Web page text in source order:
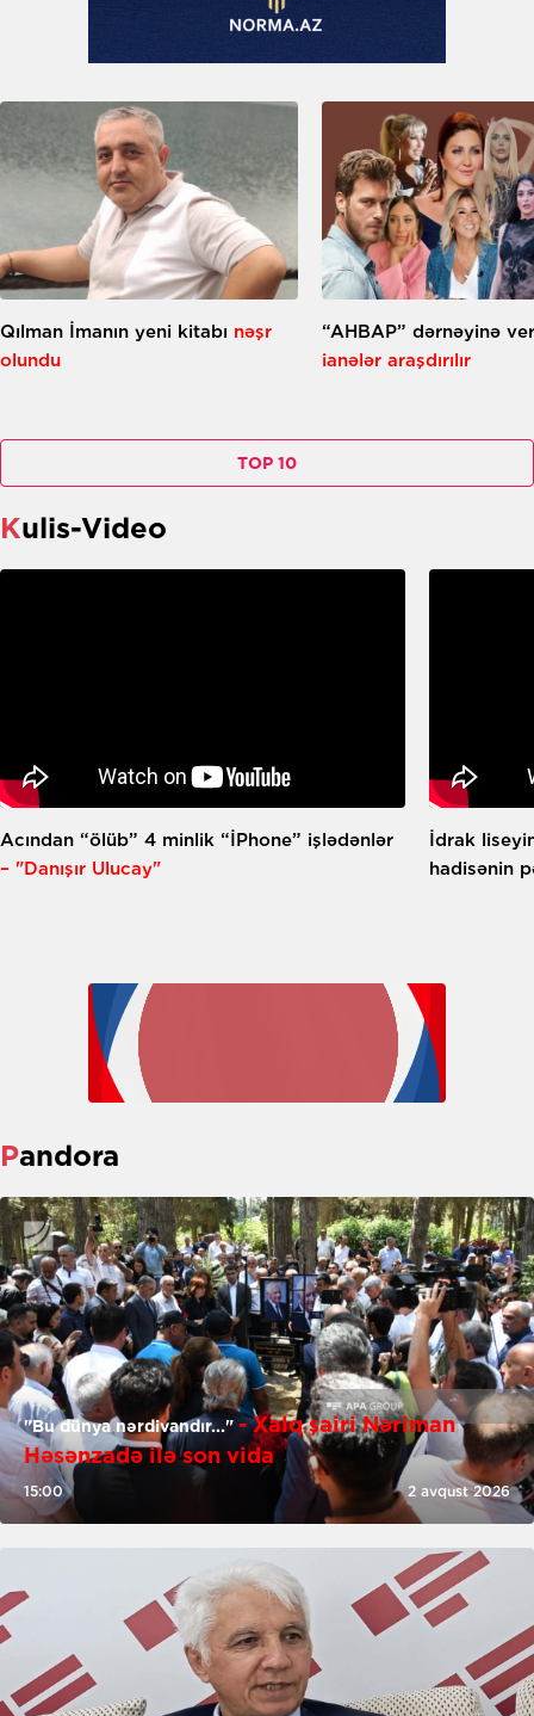
Qılman İmanın yeni kitabı nəşr
olundu
“AHBAP” dərnəyinə
ianələr araşdırılır
TOP 10
Kulis-Video
Acından “ölüb” 4 minlik “İPhone” işlədənlər
– "Danışır Ulucay"
İdrak
hadisənin
Pandora
"Bu dünya nərdivandır..." - Xalq şairi Nəriman
Həsənzadə ilə son vida
15:00 2 avqust 2026